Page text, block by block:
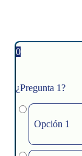
0
¿Pregunta 1?
Opción 1